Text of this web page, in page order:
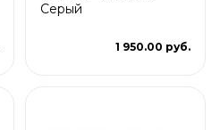
Серый
1 950.00 руб.